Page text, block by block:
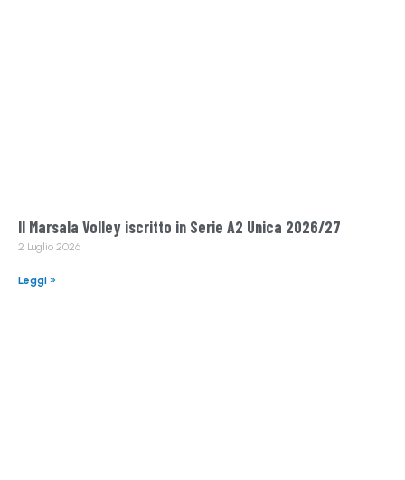
Il Marsala Volley iscritto in Serie A2 Unica 2026/27
2 Luglio 2026
Leggi »